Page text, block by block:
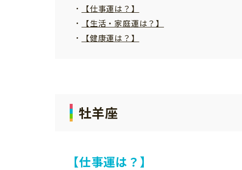
【仕事運は？】
【生活・家庭運は？】
【健康運は？】
牡羊座
【仕事運は？】